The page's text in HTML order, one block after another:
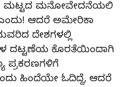
ಮಟ್ಟದ ಮನೋವೇದನೆಯಲಿ
ಆದರೆ ಅಮೇರಿಕಾ
ದೇಶಗಳಲ್ಲಿ
ದಟ್ಟಣೆಯ ಕೊರತೆಯಿಂದಾಗಿ
ಪ್ರಕರಣಗಳಿಗೆ
ಹಿಂದೆಯೇ ಓದಿದ್ದೆ, ಆದರೆ